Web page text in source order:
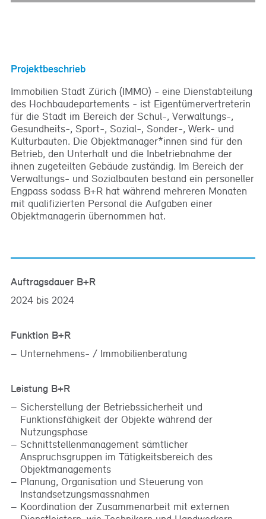
Projektbeschrieb
Immobilien Stadt Zürich (IMMO) - eine Dienstabteilung
des Hochbaudepartements - ist Eigentümervertreterin
für die Stadt im Bereich der Schul-, Verwaltungs-,
Gesundheits-, Sport-, Sozial-, Sonder-, Werk- und
Kulturbauten. Die Objektmanager*innen sind für den
Betrieb, den Unterhalt und die Inbetriebnahme der
ihnen zugeteilten Gebäude zuständig. Im Bereich der
Verwaltungs- und Sozialbauten bestand ein personeller
Engpass sodass B+R hat während mehreren Monaten
mit qualifizierten Personal die Aufgaben einer
Objektmanagerin übernommen hat.
Auftragsdauer B+R
2024 bis 2024
Funktion B+R
Unternehmens- / Immobilienberatung
Leistung B+R
Sicherstellung der Betriebssicherheit und
Funktionsfähigkeit der Objekte während der
Nutzungsphase
Schnittstellenmanagement sämtlicher
Anspruchsgruppen im Tätigkeitsbereich des
Objektmanagements
Planung, Organisation und Steuerung von
Instandsetzungsmassnahmen
Koordination der Zusammenarbeit mit externen